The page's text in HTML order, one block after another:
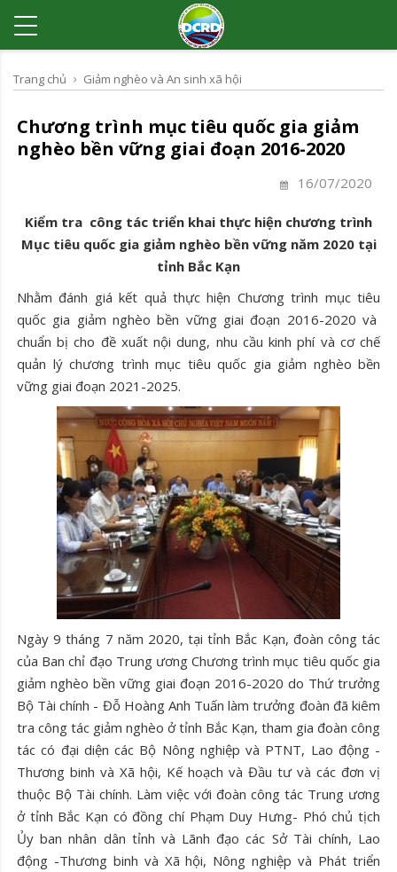
Trang chủ Giảm nghèo và An sinh xã hội
Chương trình mục tiêu quốc gia giảm
nghèo bền vững giai đoạn 2016-2020
16/07/2020
Kiểm tra công tác triển khai thực hiện chương trình
Mục tiêu quốc gia giảm nghèo bền vững năm 2020 tại
tỉnh Bắc Kạn
Nhằm đánh giá kết quả thực hiện Chương trình mục tiêu
quốc gia giảm nghèo bền vững giai đoạn 2016-2020 và
chuẩn bị cho đề xuất nội dung, nhu cầu kinh phí và cơ chế
quản lý chương trình mục tiêu quốc gia giảm nghèo bền
vững giai đoạn 2021-2025.
Ngày 9 tháng 7 năm 2020, tại tỉnh Bắc Kạn, đoàn công tác
của Ban chỉ đạo Trung ương Chương trình mục tiêu quốc gia
giảm nghèo bền vững giai đoạn 2016-2020 do Thứ trưởng
Bộ Tài chính - Đỗ Hoàng Anh Tuấn làm trưởng đoàn đã kiêm
tra công tác giảm nghèo ở tỉnh Bắc Kạn, tham gia đoàn công
tác có đại diện các Bộ Nông nghiệp và PTNT, Lao động -
Thương binh và Xã hội, Kế hoạch và Đầu tư và các đơn vị
thuộc Bộ Tài chính. Làm việc với đoàn công tác Trung ương
ở tỉnh Bắc Kạn có đồng chí Phạm Duy Hưng- Phó chủ tịch
Ủy ban nhân dân tỉnh và Lãnh đạo các Sở Tài chính, Lao
động -Thương binh và Xã hội, Nông nghiệp và Phát triển